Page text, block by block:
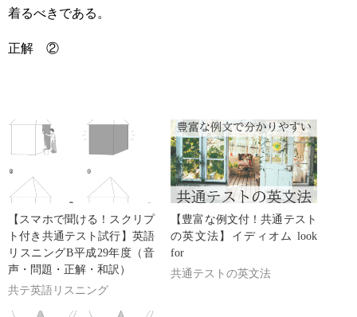
着るべきである。
正解 ②
【スマホで聞ける！スクリプ
ト付き共通テスト試行】英語
リスニングB平成29年度（音
声・問題・正解・和訳）
共テ英語リスニング
【豊富な例文付！共通テスト
の英文法】イディオム look
for
共通テストの英文法